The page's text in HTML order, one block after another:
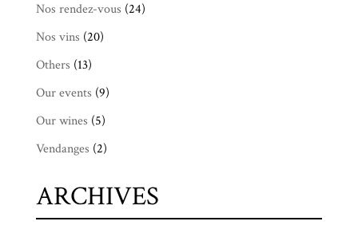
Nos rendez-vous (24)
Nos vins (20)
Others (13)
Our events (9)
Our wines (5)
Vendanges (2)
ARCHIVES